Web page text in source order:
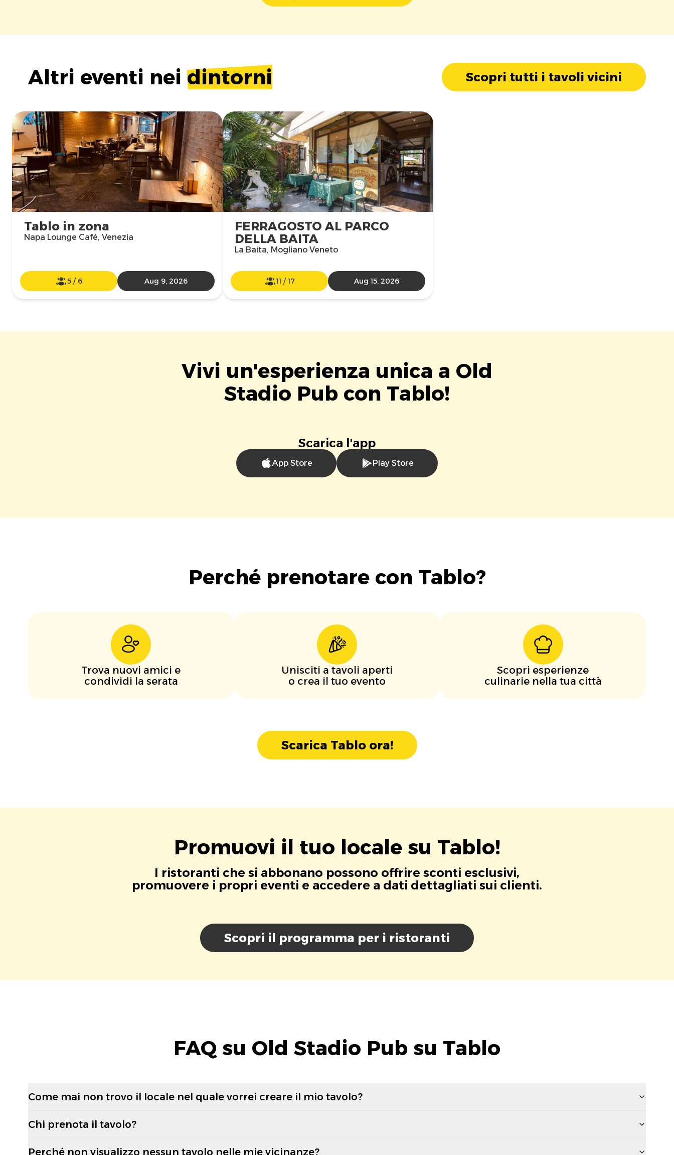
Altri eventi nei dintorni Scopri tutti i tavoli vicini
Tablo in zona
Napa Lounge Café, Venezia
5 / 6 Aug 9, 2026
FERRAGOSTO AL PARCO
DELLA BAITA
La Baita, Mogliano Veneto
11 /17 Aug 15, 2026
Vivi un'esperienza unica a Old
Stadio Pub con Tablo!
Scarica l'app
App Store Play Store
Perché prenotare con Tablo?
Trova nuovi amici e
condividi la serata
Unisciti a tavoli aperti
o crea il tuo evento
Scopri esperienze
culinarie nella tua città
Scarica Tablo ora!
Promuovi il tuo locale su Tablo!
I ristoranti che si abbonano possono offrire sconti esclusivi,
promuovere i propri eventi e accedere a dati dettagliati sui clienti.
Scopri il programma per i ristoranti
FAQ su Old Stadio Pub su Tablo
Come mai non trovo il locale nel quale vorrei creare il mio tavolo?
Chi prenota il tavolo?
Perché non visualizzo nessun tavolo nelle mie vicinanze?